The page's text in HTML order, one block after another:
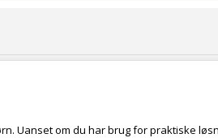
Uanset om du har brug for praktiske